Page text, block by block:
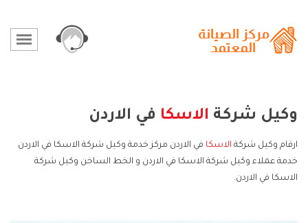
وكيل شركة الاسكا في الاردن
ارقام وكيل شركة الاسكا في الاردن مركز خدمة وكيل شركة الاسكا في الاردن
خدمة عملاء وكيل شركة الاسكا في الاردن و الخط الساخن وكيل شركة
الاسكا في الاردن.